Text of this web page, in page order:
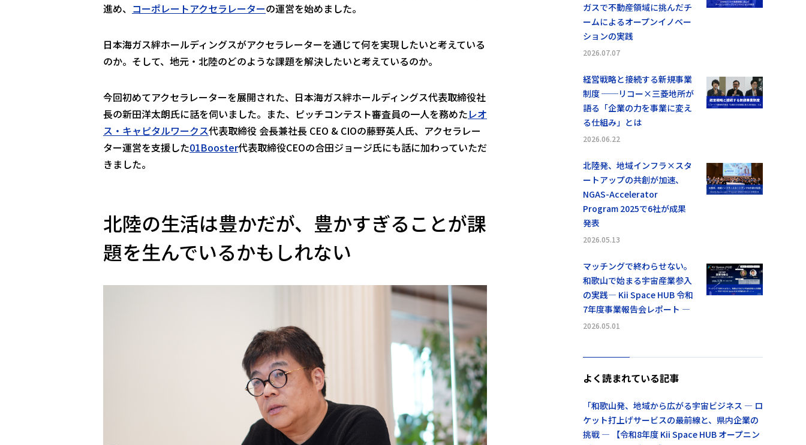
進め、 コーポレートアクセラレーターの運営を始めました。
日本海ガス絆ホールディングスがアクセラレーターを通じて何を実現したいと考えている
のか。そして、地元・北陸のどのような課題を解決したいと考えているのか。
今回初めてアクセラレーターを展開された、日本海ガス絆ホールディングス代表取締役社
長の新田洋太朗氏に話を伺いました。また、ピッチコンテスト審査員の一人を務めたレオ
ス・キャピタルワークス代表取締役 会長兼社長 CEO & CIOの藤野英人氏、アクセラレー
ター運営を支援した01Booster代表取締役CEOの合田ジョージ氏にも話に加わっていただ
きました。
北陸の生活は豊かだが、豊かすぎることが課
題を生んでいるかもしれない
ガスで不動産領域に挑んだチ
ームによるオープンイノベー
ションの実践
2026.07.07
経営戦略と接続する新規事業
制度 ──リコー×三菱地所が
語る「企業の力を事業に変え
る仕組み」とは
2026.06.22
北陸発、地域インフラ×スタ
ートアップの共創が加速、
NGAS-Accelerator
Program 2025で6社が成果
発表
2026.05.13
マッチングで終わらせない。
和歌山で始まる宇宙産業参入
の実践― Kii Space HUB 令和
7年度事業報告会レポート ―
2026.05.01
よく読まれている記事
「和歌山発、地域から広がる宇宙ビジネス ― ロ
ケット打上げサービスの最前線と、県内企業の
挑戦 ― 【令和8年度 Kii Space HUB オープニン